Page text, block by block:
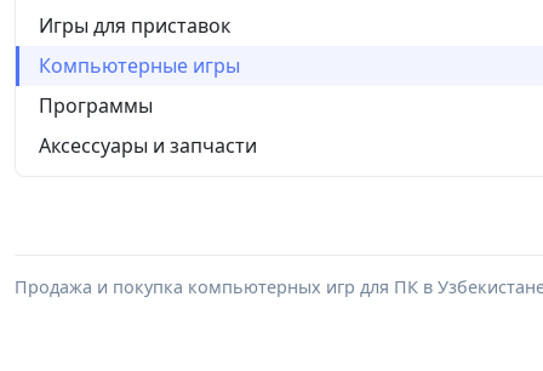
Игры для приставок
Компьютерные игры
Программы
Аксессуары и запчасти
Продажа и покупка компьютерных игр для ПК в